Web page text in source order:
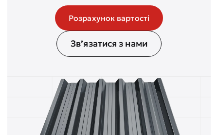
Розрахунок вартості
Зв’язатися з нами